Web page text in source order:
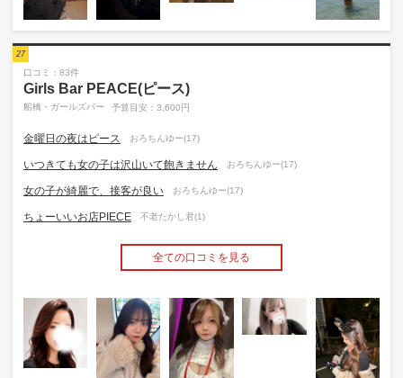
27
口コミ：83件
Girls Bar PEACE(ピース)
船橋・ガールズバー 予算目安：3,600円
金曜日の夜はピース おろちんゆー(17)
いつきても女の子は沢山いて飽きません おろちんゆー(17)
女の子が綺麗で、接客が良い おろちんゆー(17)
ちょーいいお店PIECE 不老たかし君(1)
全ての口コミを見る